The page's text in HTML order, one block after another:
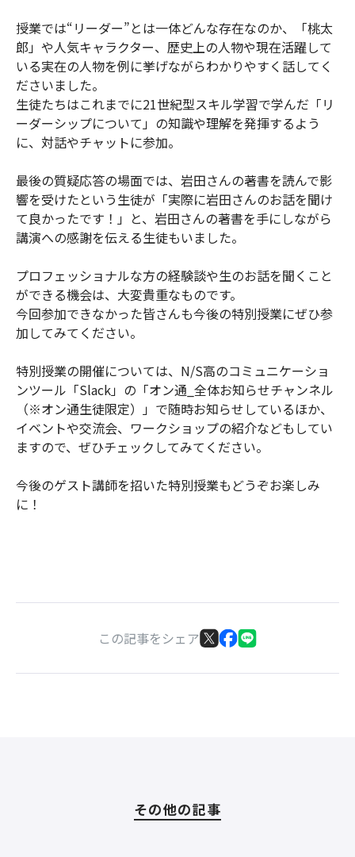
授業では“リーダー”とは一体どんな存在なのか、「桃太
郎」や人気キャラクター、歴史上の人物や現在活躍して
いる実在の人物を例に挙げながらわかりやすく話してく
ださいました。
生徒たちはこれまでに21世紀型スキル学習で学んだ「リ
ーダーシップについて」の知識や理解を発揮するよう
に、対話やチャットに参加。
最後の質疑応答の場面では、岩田さんの著書を読んで影
響を受けたという生徒が「実際に岩田さんのお話を聞け
て良かったです！」と、岩田さんの著書を手にしながら
講演への感謝を伝える生徒もいました。
プロフェッショナルな方の経験談や生のお話を聞くこと
ができる機会は、大変貴重なものです。
今回参加できなかった皆さんも今後の特別授業にぜひ参
加してみてください。
特別授業の開催については、N/S高のコミュニケーショ
ンツール「Slack」の「オン通_全体お知らせチャンネル
（※オン通生徒限定）」で随時お知らせしているほか、
イベントや交流会、ワークショップの紹介などもしてい
ますので、ぜひチェックしてみてください。
今後のゲスト講師を招いた特別授業もどうぞお楽しみ
に！
この記事をシェア
その他の記事